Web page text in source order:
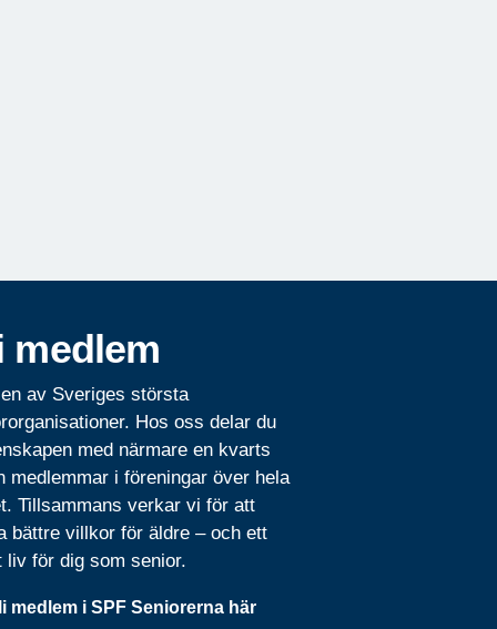
medlem
av Sveriges största
Hos oss delar du
med närmare en kvarts
medlemmar i föreningar över hela
Tillsammans verkar vi för att
bättre villkor för äldre – och ett
liv för dig som senior.
medlem i SPF Seniorerna här